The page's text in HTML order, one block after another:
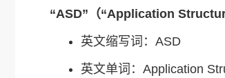
“ASD”（“Application
英文缩写词：ASD
英文单词：Application